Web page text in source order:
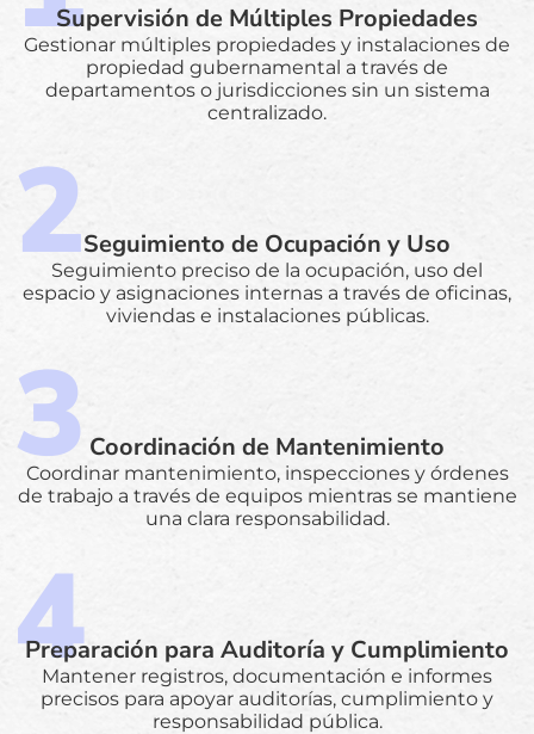
Supervisión de Múltiples Propiedades
Gestionar múltiples propiedades y instalaciones de
propiedad gubernamental a través de
departamentos o jurisdicciones sin un sistema
centralizado.
Seguimiento de Ocupación y Uso
Seguimiento preciso de la ocupación, uso del
espacio y asignaciones internas a través de oficinas,
viviendas e instalaciones públicas.
Coordinación de Mantenimiento
Coordinar mantenimiento, inspecciones y órdenes
de trabajo a través de equipos mientras se mantiene
una clara responsabilidad.
Preparación para Auditoría y Cumplimiento
Mantener registros, documentación e informes
precisos para apoyar auditorías, cumplimiento y
responsabilidad pública.